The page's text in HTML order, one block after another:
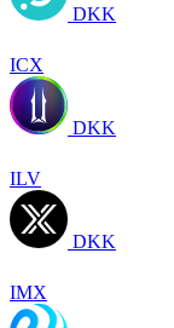
DKK
ICX
DKK
ILV
DKK
IMX